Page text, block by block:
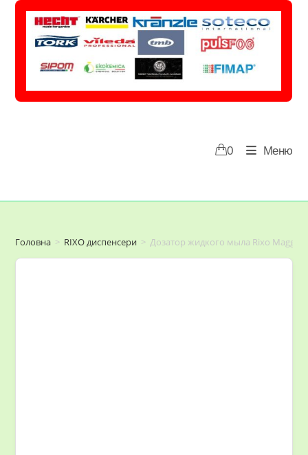
Перейти
0 Меню
Головна > RIXO диспенсери > Дозатор жидкого мыла Rixo Maggio